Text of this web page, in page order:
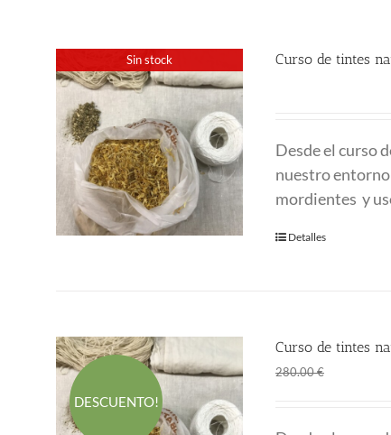
Sin stock Curso de tintes
Desde el curso
nuestro
mordientes y
Detalles
DESCUENTO!
Curso de tintes
280.00€